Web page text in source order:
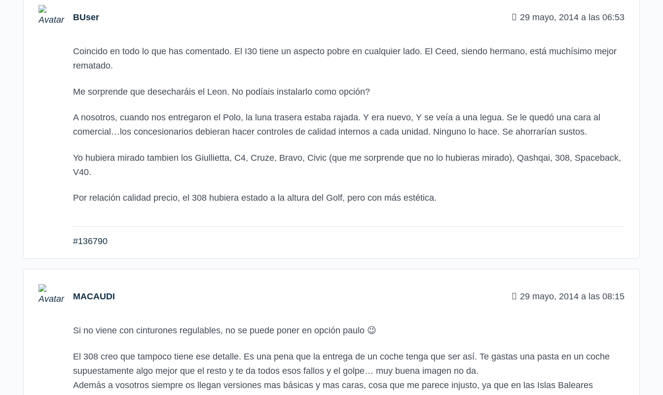
BUser 29 mayo, 2014 a las 06:53
Coincido en todo lo que has comentado. El I30 tiene un aspecto pobre en cualquier lado. El Ceed, siendo hermano, está muchísimo mejor
rematado.
Me sorprende que desecharáis el Leon. No podíais instalarlo como opción?
A nosotros, cuando nos entregaron el Polo, la luna trasera estaba rajada. Y era nuevo, Y se veía a una legua. Se le quedó una cara al
comercial…los concesionarios debieran hacer controles de calidad internos a cada unidad. Ninguno lo hace. Se ahorrarían sustos.
Yo hubiera mirado tambien los Giullietta, C4, Cruze, Bravo, Civic (que me sorprende que no lo hubieras mirado), Qashqai, 308, Spaceback,
V40.
Por relación calidad precio, el 308 hubiera estado a la altura del Golf, pero con más estética.
#136790
MACAUDI 29 mayo, 2014 a las 08:15
Si no viene con cinturones regulables, no se puede poner en opción paulo 😉
El 308 creo que tampoco tiene ese detalle. Es una pena que la entrega de un coche tenga que ser así. Te gastas una pasta en un coche
supuestamente algo mejor que el resto y te da todos esos fallos y el golpe… muy buena imagen no da.
Además a vosotros siempre os llegan versiones mas básicas y mas caras, cosa que me parece injusto, ya que en las Islas Baleares